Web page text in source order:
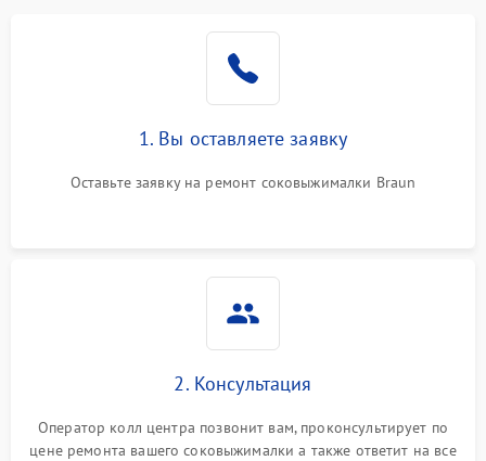
1. Вы оставляете заявку
Оставьте заявку на ремонт соковыжималки Braun
2. Консультация
Оператор колл центра позвонит вам, проконсультирует по
цене ремонта вашего соковыжималки а также ответит на все